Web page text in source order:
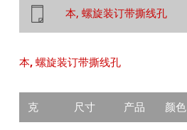
本, 螺旋装订带撕线孔
本, 螺旋装订带撕线孔
克 尺寸 产品 颜色